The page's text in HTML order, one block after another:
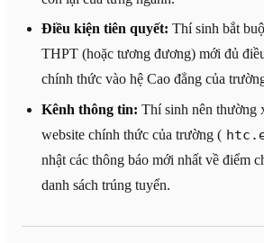
Điều kiện tiên quyết: Thí sinh bắt
THPT (hoặc tương đương) mới đủ
chính thức vào hệ Cao đẳng của
Kênh thông tin: Thí sinh nên thường
website chính thức của trường (
nhật các thông báo mới nhất về điểm
danh sách trúng tuyển.